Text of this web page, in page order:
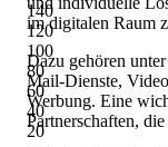
140
120
100
80
60
40
20
im digitalen Raum
Dazu gehören
Mail-Dienste,
Werbung. Eine
Partnerschaften,